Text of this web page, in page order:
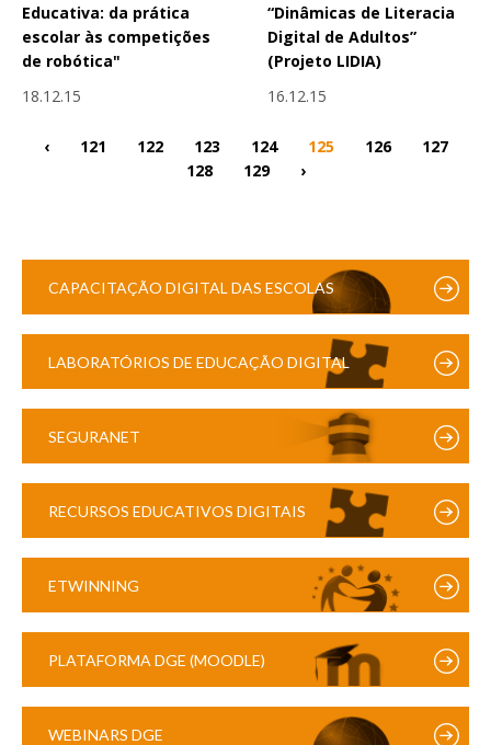
Educativa: da prática
escolar às competições
de robótica"
18.12.15
“Dinâmicas de Literacia
Digital de Adultos”
(Projeto LIDIA)
16.12.15
‹ 121 122 123 124 125 126
127
128
129 ›
CAPACITAÇÃO DIGITAL DAS ESCOLAS
LABORATÓRIOS DE EDUCAÇÃO DIGITAL
SEGURANET
RECURSOS EDUCATIVOS DIGITAIS
ETWINNING
PLATAFORMA DGE (MOODLE)
WEBINARS DGE